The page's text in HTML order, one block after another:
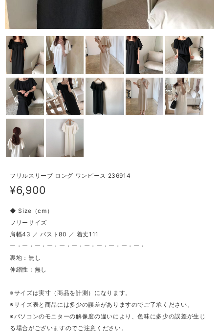
フリルスリーブ ロング ワンピース 236914
¥6,900
◆ Size（cm）
フリーサイズ
肩幅43 ／ バスト80 ／ 着丈111
ー・ー・ー・ー・ー・ー・ー・ー・ー・ー・ー・
裏地：無し
伸縮性：無し
※サイズは実寸（商品を計測）になります。
※サイズ表と商品には多少の誤差がありますのでご了承ください。
※パソコンのモニターの解像度の違いにより、色味に多少の誤差が生じ
る場合がございますのでご注意ください。